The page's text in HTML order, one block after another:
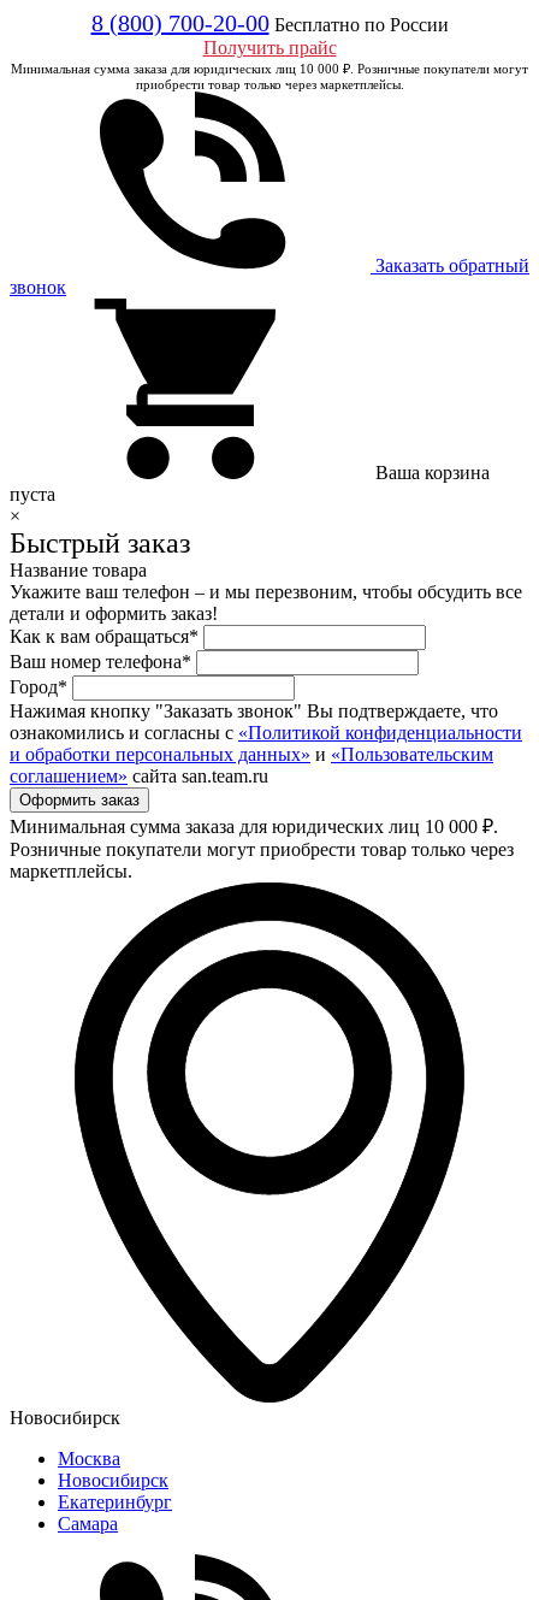
8 (800) 700-20-00 Бесплатно по России
Получить прайс
Минимальная сумма заказа для юридических лиц 10 000 ₽. Розничные покупатели могут
приобрести товар только через маркетплейсы.
Заказать обратный
звонок
Ваша корзина
пуста
×
Быстрый заказ
Название товара
Укажите ваш телефон – и мы перезвоним, чтобы обсудить все
детали и оформить заказ!
Как к вам обращаться*
Ваш номер телефона*
Город*
Нажимая кнопку "Заказать звонок" Вы подтверждаете, что
ознакомились и согласны с «Политикой конфиденциальности
и обработки персональных данных» и «Пользовательским
соглашением» сайта san.team.ru
Минимальная сумма заказа для юридических лиц 10 000 ₽.
Розничные покупатели могут приобрести товар только через
маркетплейсы.
Новосибирск
Москва
Новосибирск
Екатеринбург
Самара